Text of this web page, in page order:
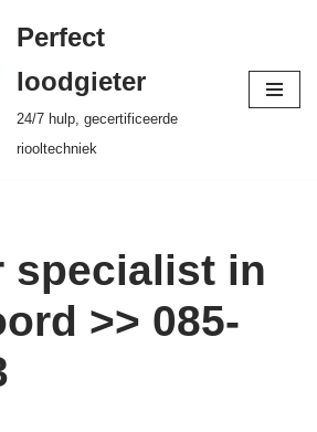
Perfect
loodgieter
24/7 hulp, gecertificeerde
riooltechniek
specialist in
>> 085-